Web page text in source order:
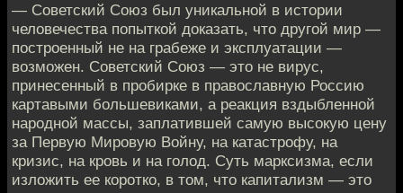
— Советский Союз был уникальной в истории
человечества попыткой доказать, что другой мир —
построенный не на грабеже и эксплуатации —
возможен. Советский Союз — это не вирус,
принесенный в пробирке в православную Россию
картавыми большевиками, а реакция вздыбленной
народной массы, заплатившей самую высокую цену
за Первую Мировую Войну, на катастрофу, на
кризис, на кровь и на голод. Суть марксизма, если
изложить ее коротко, в том, что капитализм — это